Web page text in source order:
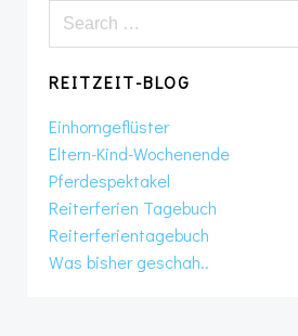
Search
REITZEIT-BLOG
Einhorngeflüster
Eltern-Kind-Wochenende
Pferdespektakel
Reiterferien Tagebuch
Reiterferientagebuch
Was bisher geschah..